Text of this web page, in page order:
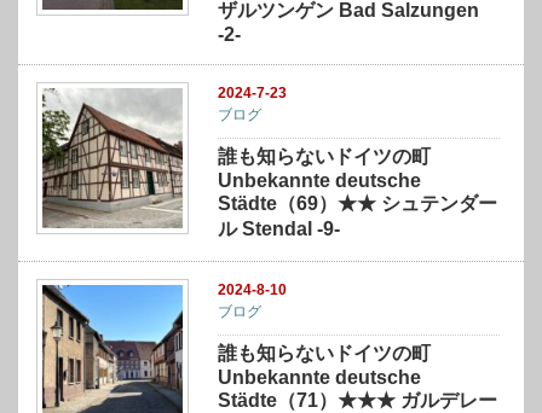
ザルツンゲン Bad Salzungen
-2-
2024-7-23
ブログ
誰も知らないドイツの町
Unbekannte deutsche
Städte（69）★★ シュテンダー
ル Stendal -9-
2024-8-10
ブログ
誰も知らないドイツの町
Unbekannte deutsche
Städte（71）★★★ ガルデレー